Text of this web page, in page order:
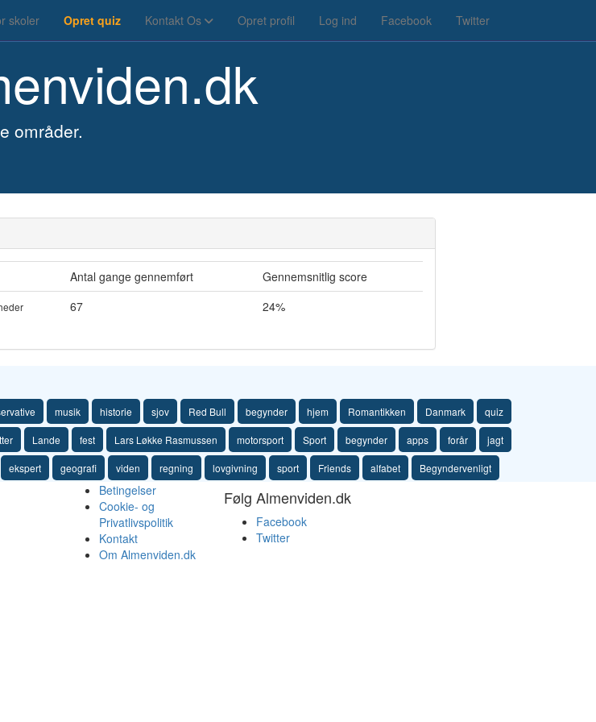
skoler Opret quiz Kontakt Os Opret profil Log ind Facebook Twitter
områder.
Antal gange gennemført
Gennemsnitlig score
67 24%
musik historie sjov Red Bull begynder hjem Romantikken Danmark quiz
Lande fest Lars Løkke Rasmussen motorsport Sport begynder apps forår jagt
ekspert geografi viden regning lovgivning sport Friends alfabet Begyndervenligt
Betingelser
Cookie- og
Privatlivspolitik
Kontakt
Om Almenviden.dk
Følg Almenviden.dk
Facebook
Twitter